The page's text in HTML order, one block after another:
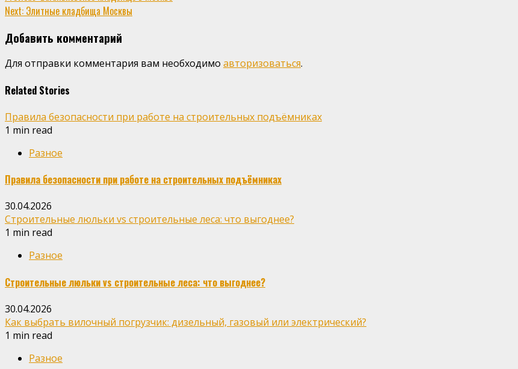
Reading
Next: Элитные кладбища Москвы
Добавить комментарий
Для отправки комментария вам необходимо авторизоваться.
Related Stories
Правила безопасности при работе на строительных подъёмниках
1 min read
Разное
Правила безопасности при работе на строительных подъёмниках
30.04.2026
Строительные люльки vs строительные леса: что выгоднее?
1 min read
Разное
Строительные люльки vs строительные леса: что выгоднее?
30.04.2026
Как выбрать вилочный погрузчик: дизельный, газовый или электрический?
1 min read
Разное